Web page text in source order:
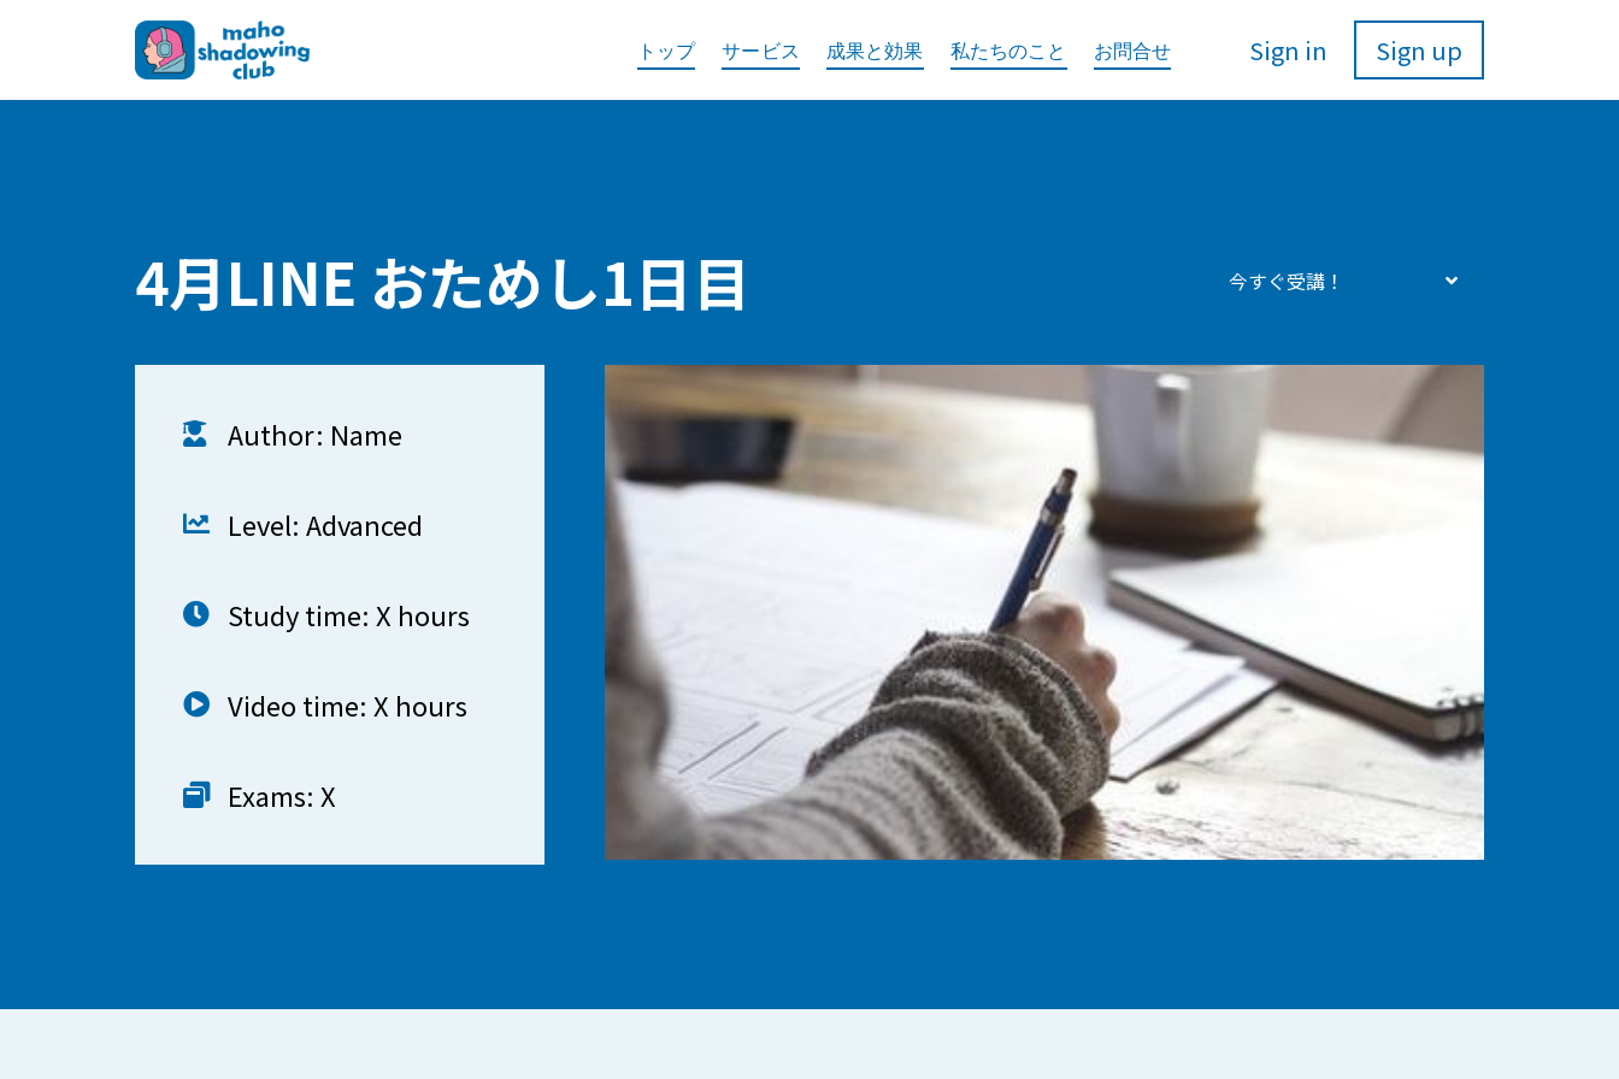
トップ サービス 成果と効果 私たちのこと お問合せ Sign in Sign up
4月LINE おためし1日目 今すぐ受講！
Author: Name
Level: Advanced
Study time: X hours
Video time: X hours
Exams: X